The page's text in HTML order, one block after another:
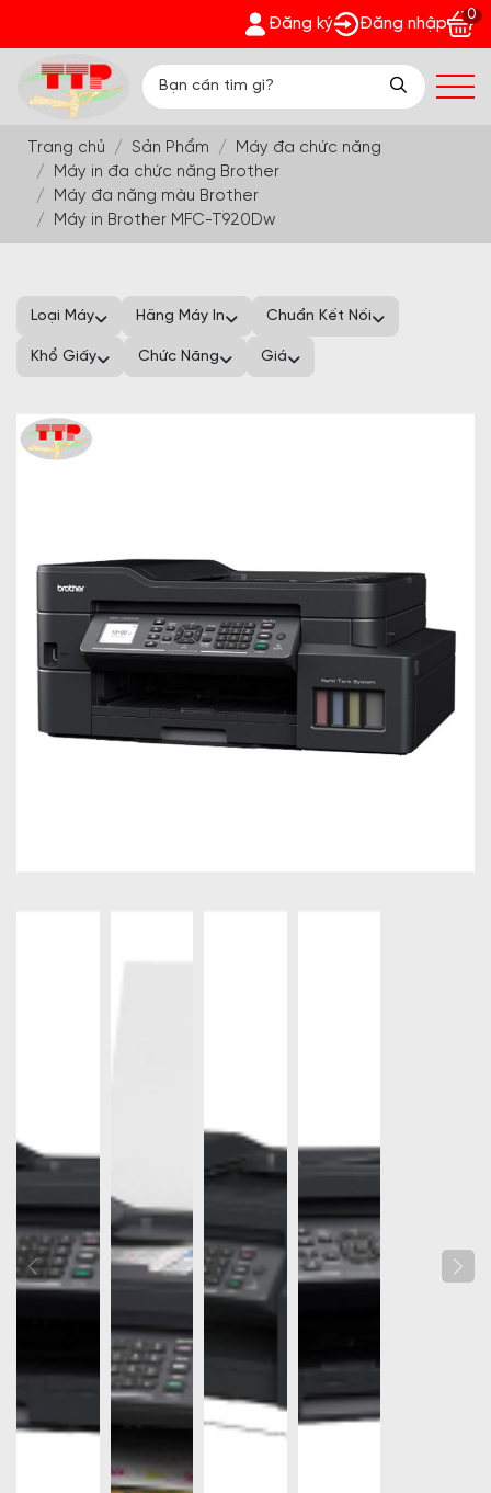
Phát - Nhận quà bất ngờ Đón Hè Sang chi tiết tại 'Khuyến
Đăng ký Đăng nhập
0
Trang chủ Sản Phẩm
Máy đa chức năng
Máy in đa chức năng Brother
Máy đa năng màu Brother
Máy in Brother MFC-T920Dw
Loại Máy Hãng Máy In Chuẩn Kết Nối
Khổ Giấy Chức Năng Giá